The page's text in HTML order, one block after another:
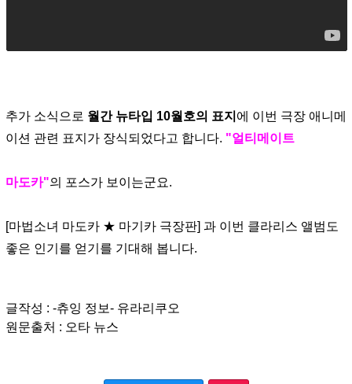
추가 소식으로 월간 뉴타입 10월호의 표지 에 이번 극장 애니메
이션 관련 표지가 장식되었다고 합니다. "얼티메이트
마도카"의 포스가 보이는군요.
[마법소녀 마도카 ★ 마기카 극장판] 과 이번 클라리스 앨범도
좋은 인기를 얻기를 기대해 봅니다.
글작성 : -츄잉 정보- 유라리쿠오
원문출처 : 오타 뉴스